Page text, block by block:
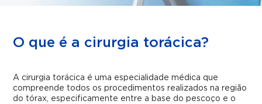
O que é a cirurgia torácica?
A cirurgia torácica é uma especialidade médica que
compreende todos os procedimentos realizados na região
do tórax, especificamente entre a base do pescoço e o